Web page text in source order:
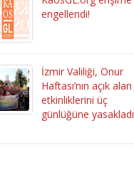
engellendi!
İzmir Valiliği, Onur
Haftası’nın açık alan
etkinliklerini üç
günlüğüne yasakladı